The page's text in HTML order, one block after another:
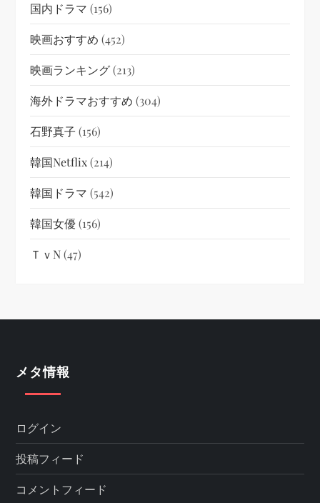
国内ドラマ (156)
映画おすすめ (452)
映画ランキング(213)
海外ドラマおすすめ (304)
石野真子 (156)
韓国netflix(214)
韓国ドラマ (542)
韓国女優(156)
ＴｖN(47)
メタ情報
ログイン
投稿フィード
コメントフィード